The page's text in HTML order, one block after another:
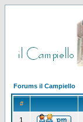
Forums il Campiello
#
1